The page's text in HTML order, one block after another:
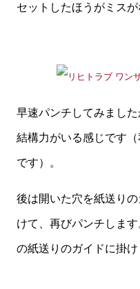
セットしたほうがミスが
早速パンチしてみまし
結構力がいる感じです
です）。
後は開いた穴を紙送り
けて、再びパンチしま
の紙送りのガイドに掛け